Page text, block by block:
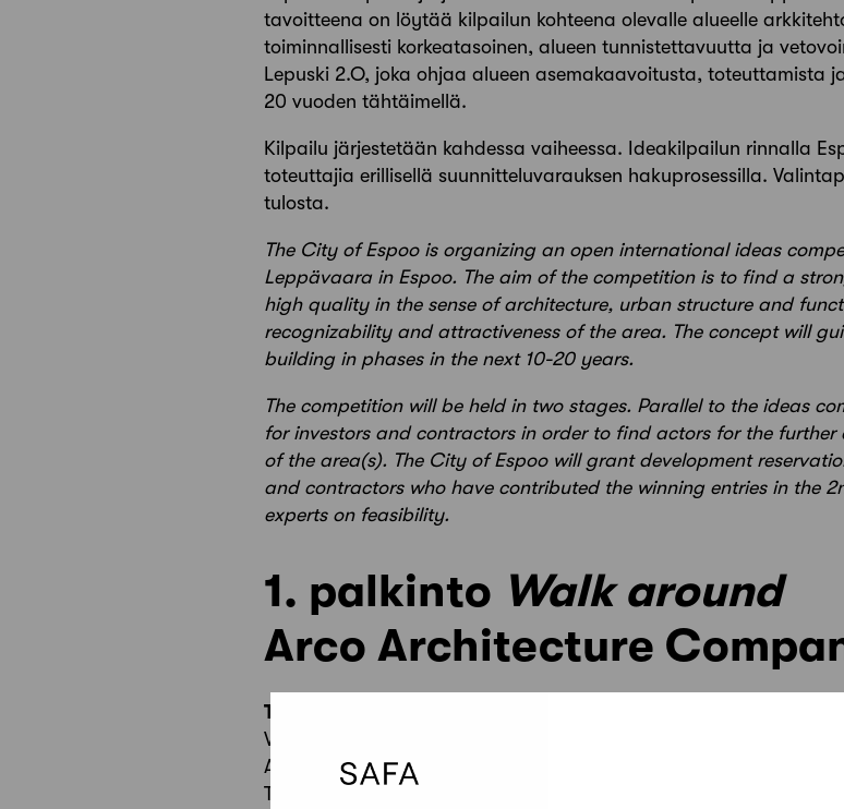
tavoitteena on löytää kilpailun kohteena olevalle alueelle
toiminnallisesti korkeatasoinen, alueen tunnistettavuutta ja
Lepuski 2.O, joka ohjaa alueen asemakaavoitusta, toteuttamista
20 vuoden tähtäimellä.
Kilpailu järjestetään kahdessa vaiheessa. Ideakilpailun rinnalla
toteuttajia erillisellä suunnitteluvarauksen hakuprosessilla.
tulosta.
The City of Espoo is organizing an open international ideas
Leppävaara in Espoo. The aim of the competition is to find a
high quality in the sense of architecture, urban structure and
recognizability and attractiveness of the area. The concept will
building in phases in the next 10-20 years.
The competition will be held in two stages. Parallel to the ideas
for investors and contractors in order to find actors for the
of the area(s). The City of Espoo will grant development
and contractors who have contributed the winning entries in the
experts on feasibility.
1. palkinto Walk around
Arco Architecture
Tekijät
Vesa Jäntti
Arno Stenbäck
Tomas Nordström